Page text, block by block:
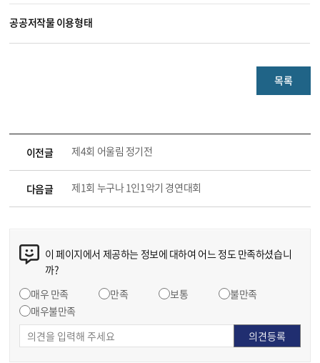
공공저작물 이용형태
목록
이전글 제4회 어울림 정기전
다음글 제1회 누구나 1인1악기 경연대회
이 페이지에서 제공하는 정보에 대하여 어느 정도 만족하셨습니
까?
매우 만족
만족 보통
불만족
매우불만족